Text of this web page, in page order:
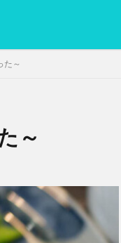
た～
～
ヨーグルト